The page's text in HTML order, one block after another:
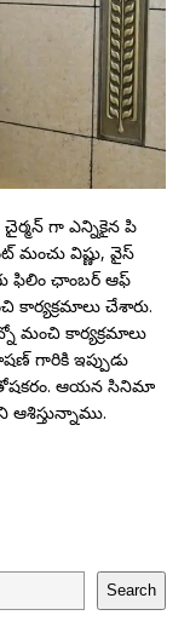
గా ఎన్నికైన పి
మంచు విష్ణు, వైస్
ఫిలిం ఛాంబర్ ఆఫ్
కార్యక్రమాలు చేశారు.
మంచి కార్యక్రమాలు
గారికి ఇప్పుడు
ఆయన సినిమా
ఆశిస్తున్నాము.
Search